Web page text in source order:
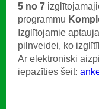
5 no 7
programmu
Izglītojamie
pilnveidei, ko
Ar elektroniski
iepazīties šeit: